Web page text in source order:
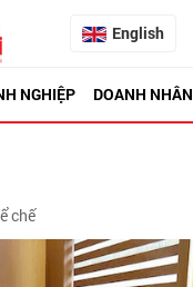
English
NGHIỆP DOANH NHÂN
chế